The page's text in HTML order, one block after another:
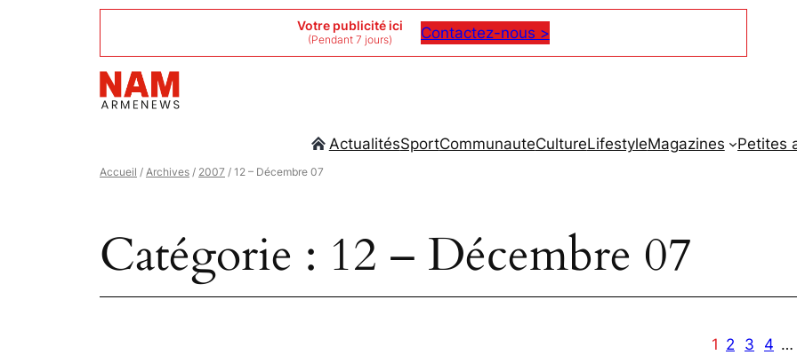
Votre publicité ici
(Pendant 7 jours) Contactez-nous >
ActualitésSportCommunauteCultureLifestyleMagazines Petites
Accueil / Archives / 2007 / 12 – Décembre 07
Catégorie : 12 – Décembre 07
1 2 3 4 …